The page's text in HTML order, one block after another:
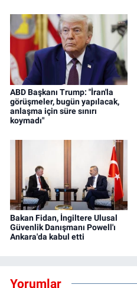
ABD Başkanı Trump: "İran'la
görüşmeler, bugün yapılacak,
anlaşma için süre sınırı
koymadı"
Bakan Fidan, İngiltere Ulusal
Güvenlik Danışmanı Powell'ı
Ankara'da kabul etti
Yorumlar